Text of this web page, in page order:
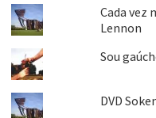
Cada vez
Lennon
Sou
DVD